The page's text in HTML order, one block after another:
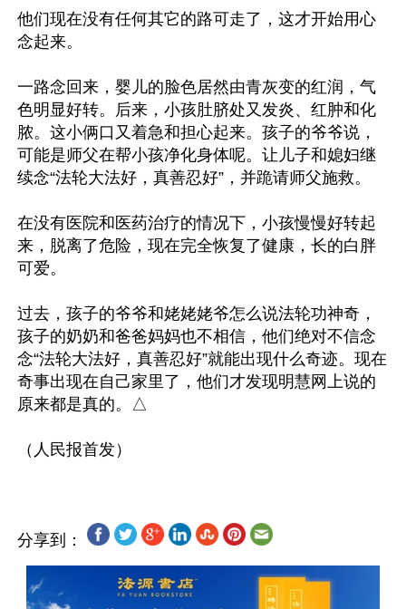
他们现在没有任何其它的路可走了，这才开始用心
念起来。
一路念回来，婴儿的脸色居然由青灰变的红润，气
色明显好转。后来，小孩肚脐处又发炎、红肿和化
脓。这小俩口又着急和担心起来。孩子的爷爷说，
可能是师父在帮小孩净化身体呢。让儿子和媳妇继
续念“法轮大法好，真善忍好”，并跪请师父施救。
在没有医院和医药治疗的情况下，小孩慢慢好转起
来，脱离了危险，现在完全恢复了健康，长的白胖
可爱。
过去，孩子的爷爷和姥姥姥爷怎么说法轮功神奇，
孩子的奶奶和爸爸妈妈也不相信，他们绝对不信念
念“法轮大法好，真善忍好”就能出现什么奇迹。现在
奇事出现在自己家里了，他们才发现明慧网上说的
原来都是真的。△
分享到：